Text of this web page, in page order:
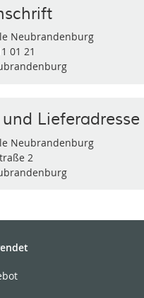
Neubrandenburg
01 21
Lieferadresse
Neubrandenburg
2